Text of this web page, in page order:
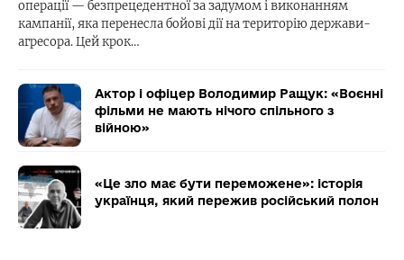
операції — безпрецедентної за задумом і виконанням
кампанії, яка перенесла бойові дії на територію держави-
агресора. Цей крок…
Актор і офіцер Володимир Ращук: «Воєнні
фільми не мають нічого спільного з
війною»
«Це зло має бути переможене»: історія
українця, який пережив російський полон